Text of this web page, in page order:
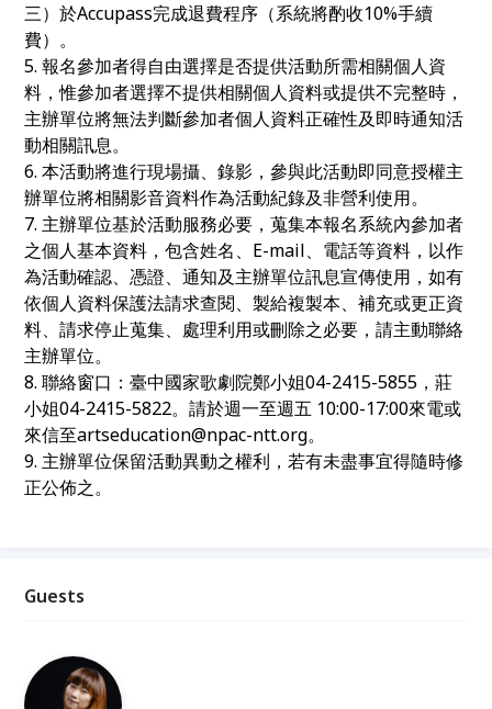
三）於Accupass完成退費程序（系統將酌收10%手續
費）。
5. 報名參加者得自由選擇是否提供活動所需相關個人資
料，惟參加者選擇不提供相關個人資料或提供不完整時，
主辦單位將無法判斷參加者個人資料正確性及即時通知活
動相關訊息。
6. 本活動將進行現場攝、錄影，參與此活動即同意授權主
辦單位將相關影音資料作為活動紀錄及非營利使用。
7. 主辦單位基於活動服務必要，蒐集本報名系統內參加者
之個人基本資料，包含姓名、E-mail、電話等資料，以作
為活動確認、憑證、通知及主辦單位訊息宣傳使用，如有
依個人資料保護法請求查閱、製給複製本、補充或更正資
料、請求停止蒐集、處理利用或刪除之必要，請主動聯絡
主辦單位。
8. 聯絡窗口：臺中國家歌劇院鄭小姐04-2415-5855，莊
小姐04-2415-5822。請於週一至週五 10:00-17:00來電或
來信至artseducation@npac-ntt.org。
9. 主辦單位保留活動異動之權利，若有未盡事宜得隨時修
正公佈之。
Guests